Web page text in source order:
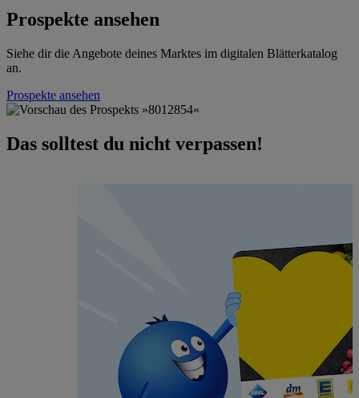
Prospekte ansehen
Siehe dir die Angebote deines Marktes im digitalen Blätterkatalog
an.
Prospekte ansehen
Das solltest du nicht verpassen!